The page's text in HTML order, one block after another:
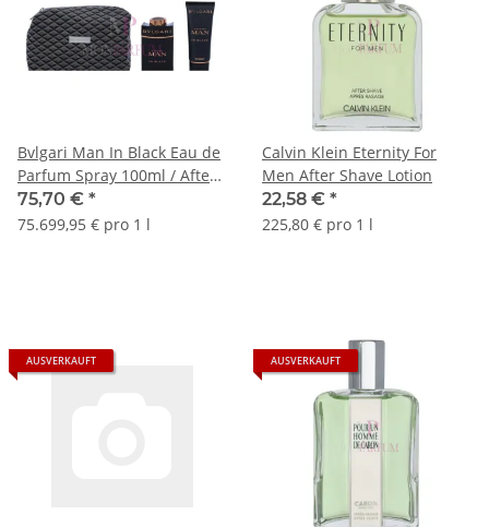
Bvlgari Man In Black Eau de
Parfum Spray 100ml / After
Shave Balm 100ml / Pouch
75,70 € *
75.699,95 € pro 1 l
Calvin Klein Eternity For
Men After Shave Lotion
22,58 € *
225,80 € pro 1 l
AUSVERKAUFT AUSVERKAUFT